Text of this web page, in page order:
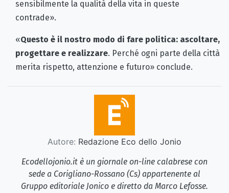
sensibilmente la qualità della vita in queste
contrade».
«Questo è il nostro modo di fare politica: ascoltare,
progettare e realizzare. Perché ogni parte della città
merita rispetto, attenzione e futuro» conclude.
Autore: Redazione Eco dello Jonio
Ecodellojonio.it è un giornale on-line calabrese con
sede a Corigliano-Rossano (Cs) appartenente al
Gruppo editoriale Jonico e diretto da Marco Lefosse.